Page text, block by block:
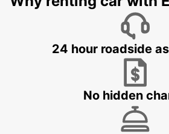
MADRID AIRPORT TERMINAL 1
24 hour roadside
No hidden